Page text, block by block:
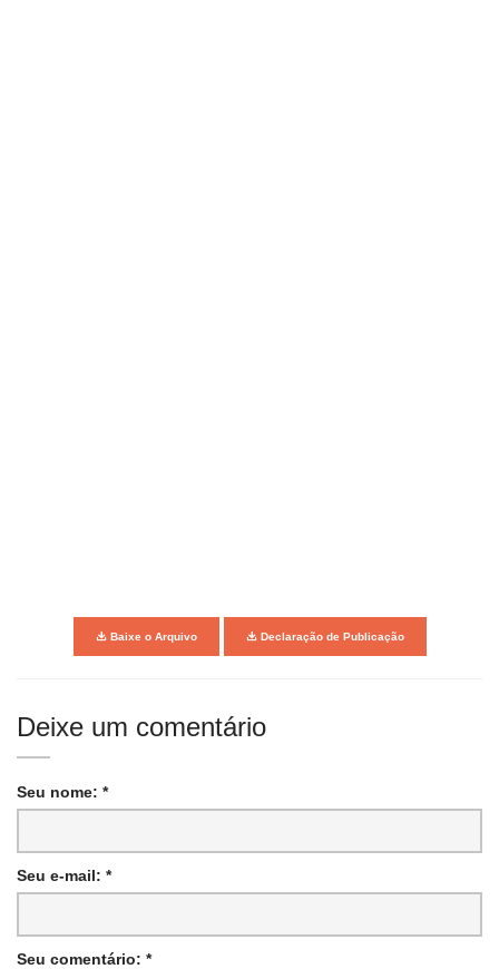
Baixe o Arquivo Declaração de Publicação
Deixe um comentário
Seu nome: *
Seu e-mail: *
Seu comentário: *